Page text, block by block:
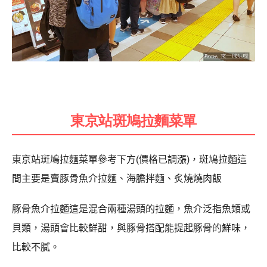
東京站斑鳩拉麵菜單
東京站斑鳩拉麵菜單參考下方(價格已調漲)，斑鳩拉麵這
間主要是賣豚骨魚介拉麵、海膽拌麵、炙燒燒肉飯
豚骨魚介拉麵這是混合兩種湯頭的拉麵，魚介泛指魚類或
貝類，湯頭會比較鮮甜，與豚骨搭配能提起豚骨的鮮味，
比較不膩。